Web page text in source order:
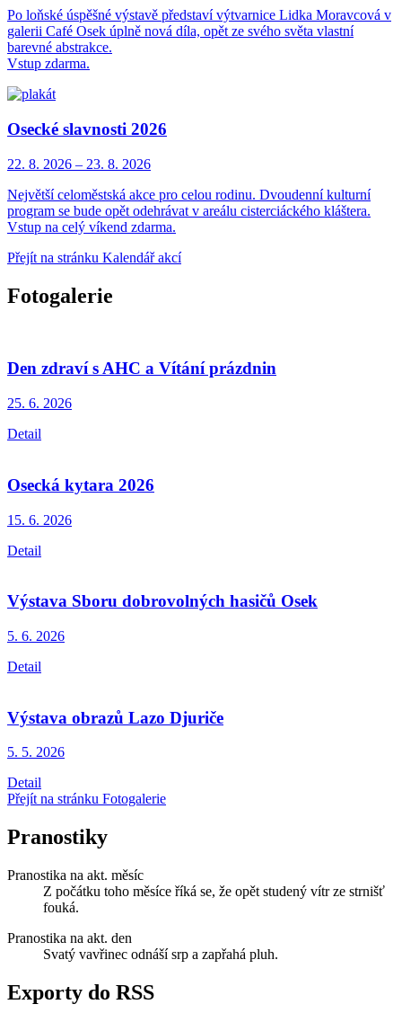
Po loňské úspěšné výstavě představí výtvarnice Lidka Moravcová v
galerii Café Osek úplně nová díla, opět ze svého světa vlastní
barevné abstrakce.
Vstup zdarma.
Osecké slavnosti 2026
22. 8. 2026 – 23. 8. 2026
Největší celoměstská akce pro celou rodinu. Dvoudenní kulturní
program se bude opět odehrávat v areálu cisterciáckého kláštera.
Vstup na celý víkend zdarma.
Přejít na stránku Kalendář akcí
Fotogalerie
Den zdraví s AHC a Vítání prázdnin
25. 6. 2026
Detail
Osecká kytara 2026
15. 6. 2026
Detail
Výstava Sboru dobrovolných hasičů Osek
5. 6. 2026
Detail
Výstava obrazů Lazo Djuriče
5. 5. 2026
Detail
Přejít na stránku Fotogalerie
Pranostiky
Pranostika na akt. měsíc
Z počátku toho měsíce říká se, že opět studený vítr ze strnišť
fouká.
Pranostika na akt. den
Svatý vavřinec odnáší srp a zapřahá pluh.
Exporty do RSS